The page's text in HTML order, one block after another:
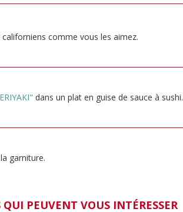
comme vous les aimez.
dans un plat en guise de sauce à sushi.
garniture.
QUI PEUVENT VOUS INTÉRESSER